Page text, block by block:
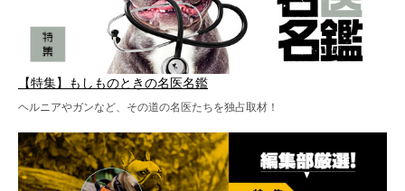
【特集】もしものときの名医名鑑
ヘルニアやガンなど、その道の名医たちを独占取材！